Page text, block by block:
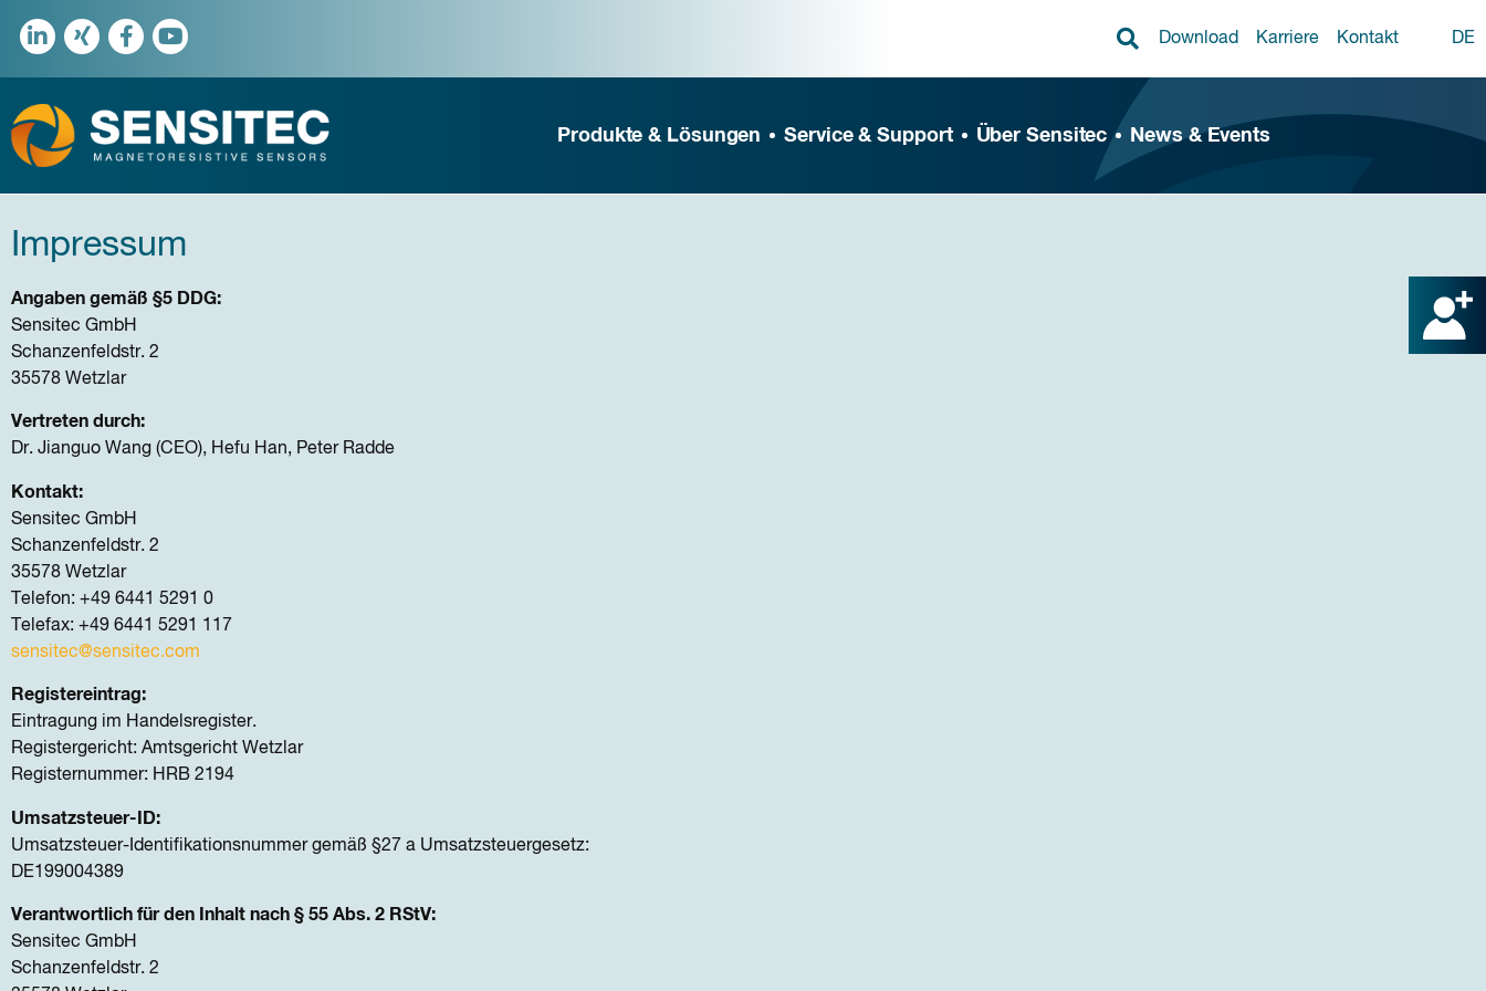
Download Karriere Kontakt DE
Produkte & Lösungen Service & Support Über Sensitec News & Events
Impressum
Angaben gemäß §5 DDG:
Sensitec GmbH
Schanzenfeldstr. 2
35578 Wetzlar
Vertreten durch:
Dr. Jianguo Wang (CEO), Hefu Han, Peter Radde
Kontakt:
Sensitec GmbH
Schanzenfeldstr. 2
35578 Wetzlar
Telefon: +49 6441 5291 0
Telefax: +49 6441 5291 117
sensitec@sensitec.com
Registereintrag:
Eintragung im Handelsregister.
Registergericht: Amtsgericht Wetzlar
Registernummer: HRB 2194
Umsatzsteuer-ID:
Umsatzsteuer-Identifikationsnummer gemäß §27 a Umsatzsteuergesetz:
DE199004389
Verantwortlich für den Inhalt nach § 55 Abs. 2 RStV:
Sensitec GmbH
Schanzenfeldstr. 2